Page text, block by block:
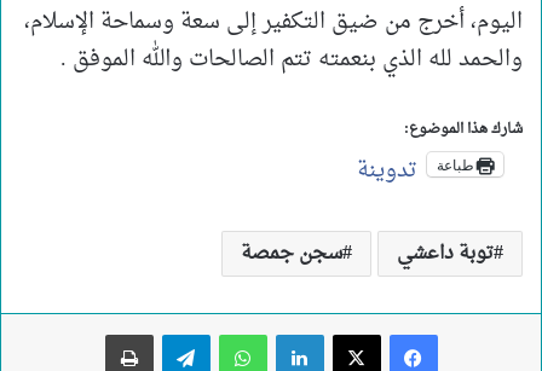
اليوم، أخرج من ضيق التكفير إلى سعة وسماحة الإسلام،
والحمد لله الذي بنعمته تتم الصالحات والله الموفق .
شارك هذا الموضوع:
طباعة تدوينة
توبة داعشي سجن جمصة
لينكدإن واتساب تيلقرام طباعة